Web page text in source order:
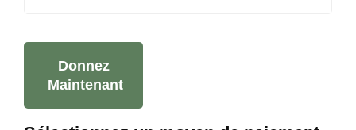
Donnez
Maintenant